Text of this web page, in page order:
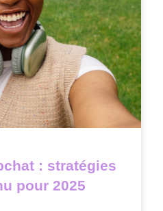
: stratégies
pour 2025